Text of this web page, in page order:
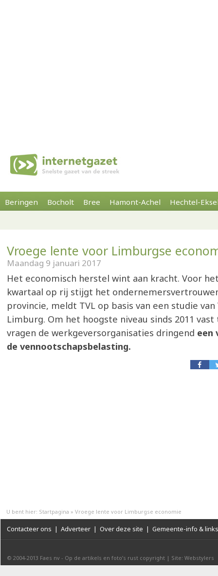
Beringen Bocholt Bree Hamont-Achel Hechtel-
Vroege lente voor Limburgse
Maandag 9 januari 2017
Het economisch herstel wint aan kracht. Voor
kwartaal op rij stijgt het
provincie, meldt TVL op basis van een studie van
Limburg. Om het hoogste niveau sinds 2011
vragen de werkgeversorganisaties dringend een
de vennootschapsbelasting.
U bent hier: Startpagina » Vroege lente voor Limburgse economie
Contacteer ons | Adverteer | Over deze site | Gemeente-info & links
© 2004-2013 Faes nv - Op de artikels en foto’s rust copyright | Site: Webstylers